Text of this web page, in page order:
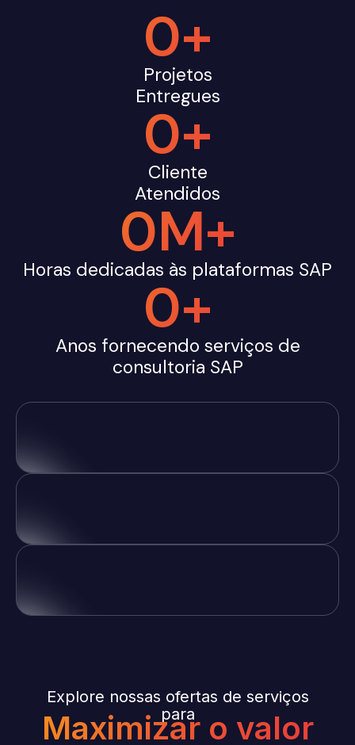
Projetos
Entregues
0+
Cliente
Atendidos
0+
Horas dedicadas às plataformas SAP
0M+
Anos fornecendo serviços de
consultoria SAP
0+
Explore nossas ofertas de serviços
para
Maximizar o valor